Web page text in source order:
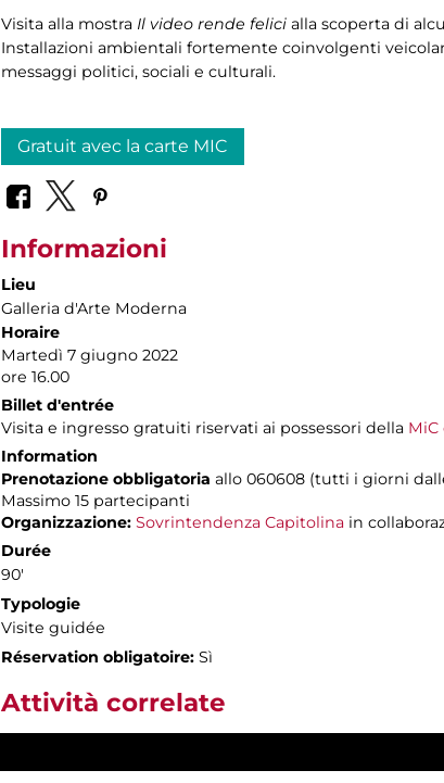
Visita alla mostra Il video rende felici alla scoperta di
Installazioni ambientali fortemente coinvolgenti
messaggi politici, sociali e culturali.
Gratuit avec la carte MIC
Informazioni
Lieu
Galleria d'Arte Moderna
Horaire
Martedì 7 giugno 2022
ore 16.00
Billet d'entrée
Visita e ingresso gratuiti riservati ai possessori della MiC
Information
Prenotazione obbligatoria allo 060608 (tutti i giorni
Massimo 15 partecipanti
Organizzazione: Sovrintendenza Capitolina in
Durée
90'
Typologie
Visite guidée
Réservation obligatoire: Sì
Attività correlate